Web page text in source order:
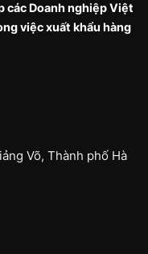
các Doanh nghiệp Việt
việc xuất khẩu hàng
Võ, Thành phố Hà